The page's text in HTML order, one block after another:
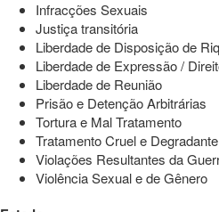
Infracções Sexuais
Justiça transitória
Liberdade de Disposição de
Liberdade de Expressão /
Liberdade de Reunião
Prisão e Detenção Arbitrárias
Tortura e Mal Tratamento
Tratamento Cruel e Degradante
Violações Resultantes da
Violência Sexual e de Gênero